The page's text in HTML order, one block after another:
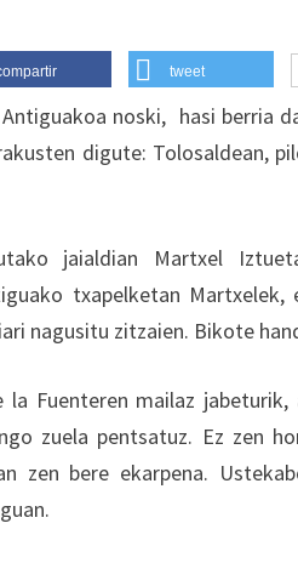
tweet
noski, hasi berria
digute: Tolosaldean,
jaialdian Martxel
txapelketan
nagusitu zitzaien. Bikote
la Fuenteren mailaz
zuela pentsatuz. Ez zen
zen bere ekarpena.